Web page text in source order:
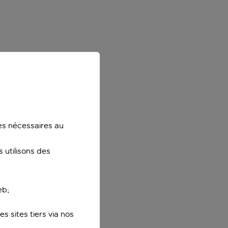
nécessaires au
utilisons des
sites tiers via nos